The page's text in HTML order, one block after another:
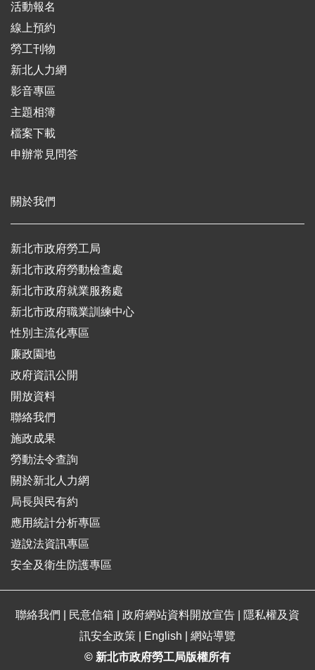
活動報名
線上預約
勞工刊物
新北人力網
影音專區
主題相簿
檔案下載
申辦常見問答
關於我們
新北市政府勞工局
新北市政府勞動檢查處
新北市政府就業服務處
新北市政府職業訓練中心
性別主流化專區
廉政園地
政府資訊公開
開放資料
聯絡我們
施政成果
勞動法令查詢
關於新北人力網
局長與民有約
應用統計分析專區
遊說法資訊專區
安全及衛生防護專區
聯絡我們 民意信箱 政府網站資料開放宣告
隱私權及資
訊安全政策
English
網站導覽
© 新北市政府勞工局版權所有